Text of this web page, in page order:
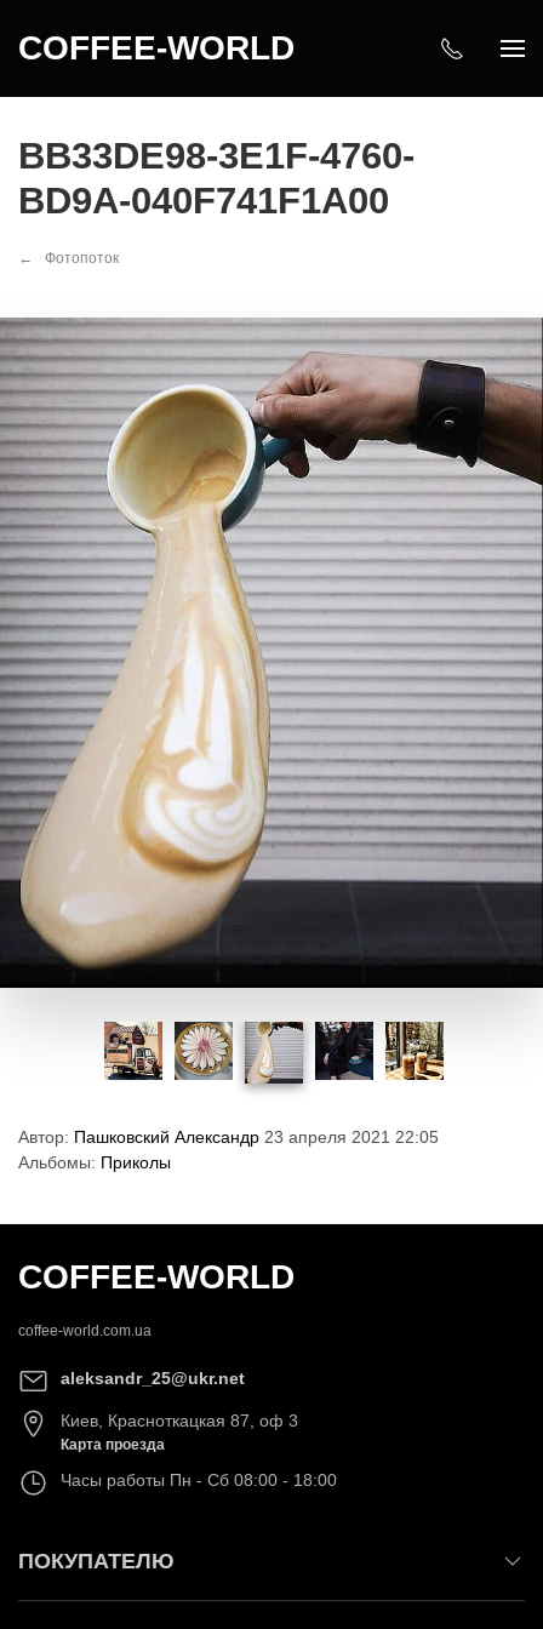
COFFEE-WORLD
BB33DE98-3E1F-4760-
BD9A-040F741F1A00
Фотопоток
Автор: Пашковский Александр 23 апреля 2021 22:05
Альбомы: Приколы
COFFEE-WORLD
coffee-world.com.ua
aleksandr_25@ukr.net
Киев Красноткацкая 87, оф 3
Карта проезда
Часы работы Пн - Сб 08:00 - 18:00
ПОКУПАТЕЛЮ